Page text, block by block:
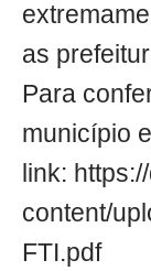
as
Para
município
link:
content/
FTI.pdf